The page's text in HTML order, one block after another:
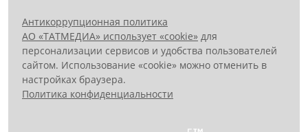
Антикоррупционная политика
АО «ТАТМЕДИА» использует «cookie» для
персонализации сервисов и удобства пользователей
сайтом. Использование «cookie» можно отменить в
настройках браузера.
Политика конфиденциальности